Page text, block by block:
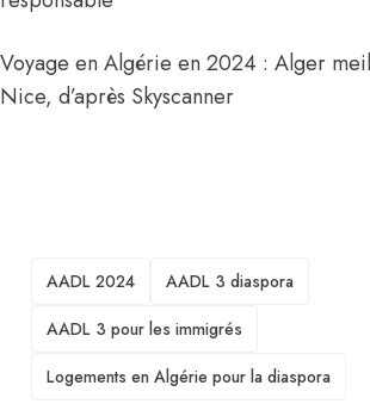
Voyage en Algérie en 2024 : Alger
Nice, d’après Skyscanner
TAGS
AADL 2024
AADL 3 diaspora
AADL 3 pour les immigrés
Logements en Algérie pour la diaspora